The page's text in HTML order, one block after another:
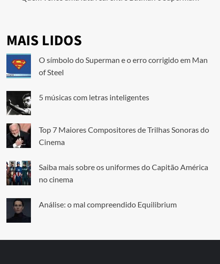
MAIS LIDOS
O símbolo do Superman e o erro corrigido em Man
of Steel
5 músicas com letras inteligentes
Top 7 Maiores Compositores de Trilhas Sonoras do
Cinema
Saiba mais sobre os uniformes do Capitão América
no cinema
Análise: o mal compreendido Equilibrium